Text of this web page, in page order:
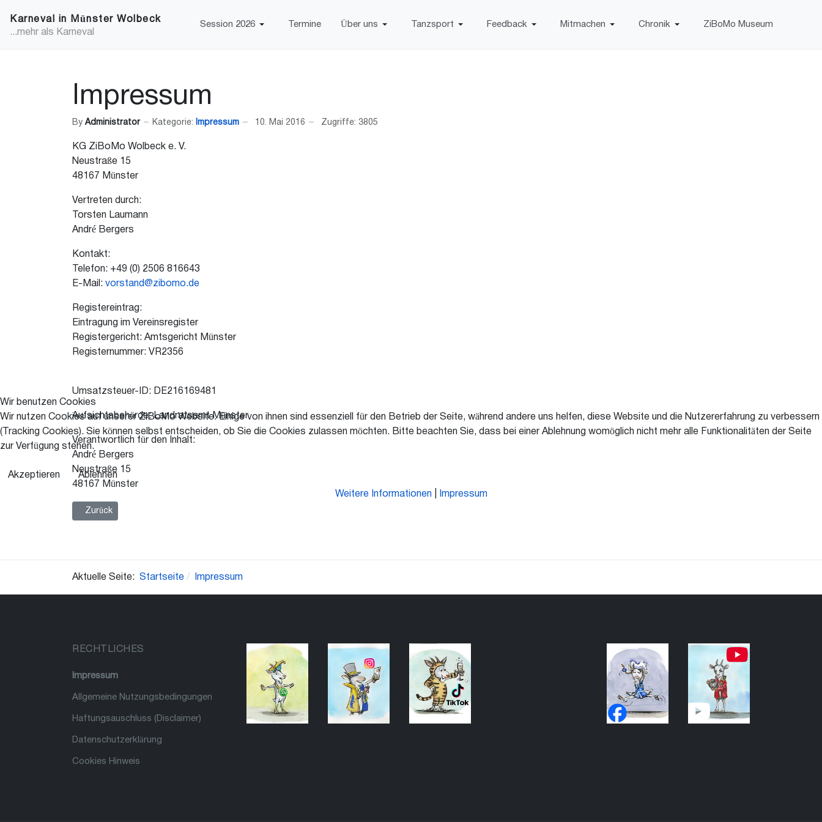
Karneval in Münster Wolbeck
...mehr als Karneval
Session 2026 Termine Über uns Tanzsport Feedback Mitmachen Chronik ZiBoMo Museum
Impressum
By Administrator Kategorie: Impressum 10. Mai 2016 Zugriffe: 3805
KG ZiBoMo Wolbeck e. V.
Neustraße 15
48167 Münster
Vertreten durch:
Torsten Laumann
André Bergers
Kontakt:
Telefon: +49 (0) 2506 816643
E-Mail: vorstand@zibomo.de
Registereintrag:
Eintragung im Vereinsregister
Registergericht: Amtsgericht Münster
Registernummer: VR2356
Umsatzsteuer-ID: DE216169481
Aufsichtsbehörde: Landratsamt Münster
Verantwortlich für den Inhalt:
André Bergers
Neustraße 15
48167 Münster
Vorheriger Beitrag: Haftungsausschluss
Zurück
Aktuelle Seite: Startseite Impressum
RECHTLICHES
Impressum
Allgemeine Nutzungsbedingungen
Haftungsauschluss (Disclaimer)
Datenschutzerklärung
Cookies Hinweis
Wir benutzen Cookies
Wir nutzen Cookies auf unserer ZiBoMo Website. Einige von ihnen sind essenziell für den Betrieb der Seite, während andere uns helfen, diese Website und die Nutzererfahrung zu verbessern
(Tracking Cookies). Sie können selbst entscheiden, ob Sie die Cookies zulassen möchten. Bitte beachten Sie, dass bei einer Ablehnung womöglich nicht mehr alle Funktionalitäten der Seite
zur Verfügung stehen.
Akzeptieren Ablehnen
Weitere Informationen| Impressum